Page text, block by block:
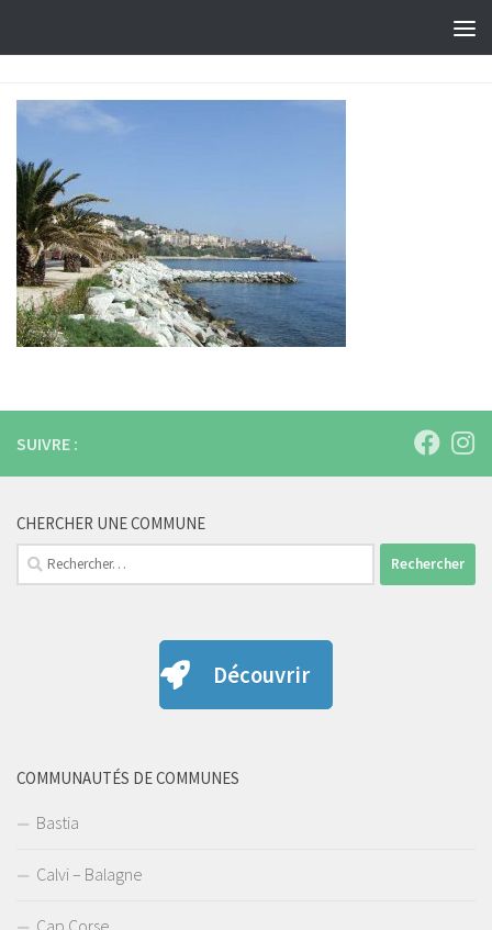
SUIVRE :
CHERCHER UNE COMMUNE
Rechercher :
Découvrir
COMMUNAUTÉS DE COMMUNES
Bastia
Calvi – Balagne